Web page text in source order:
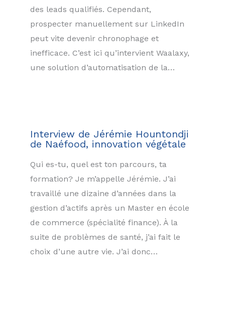
des leads qualifiés. Cependant,
prospecter manuellement sur LinkedIn
peut vite devenir chronophage et
inefficace. C’est ici qu’intervient Waalaxy,
une solution d’automatisation de la…
Interview de Jérémie Hountondji
de Naéfood, innovation végétale
Qui es-tu, quel est ton parcours, ta
formation? Je m’appelle Jérémie. J’ai
travaillé une dizaine d’années dans la
gestion d’actifs après un Master en école
de commerce (spécialité finance). À la
suite de problèmes de santé, j’ai fait le
choix d’une autre vie. J’ai donc…